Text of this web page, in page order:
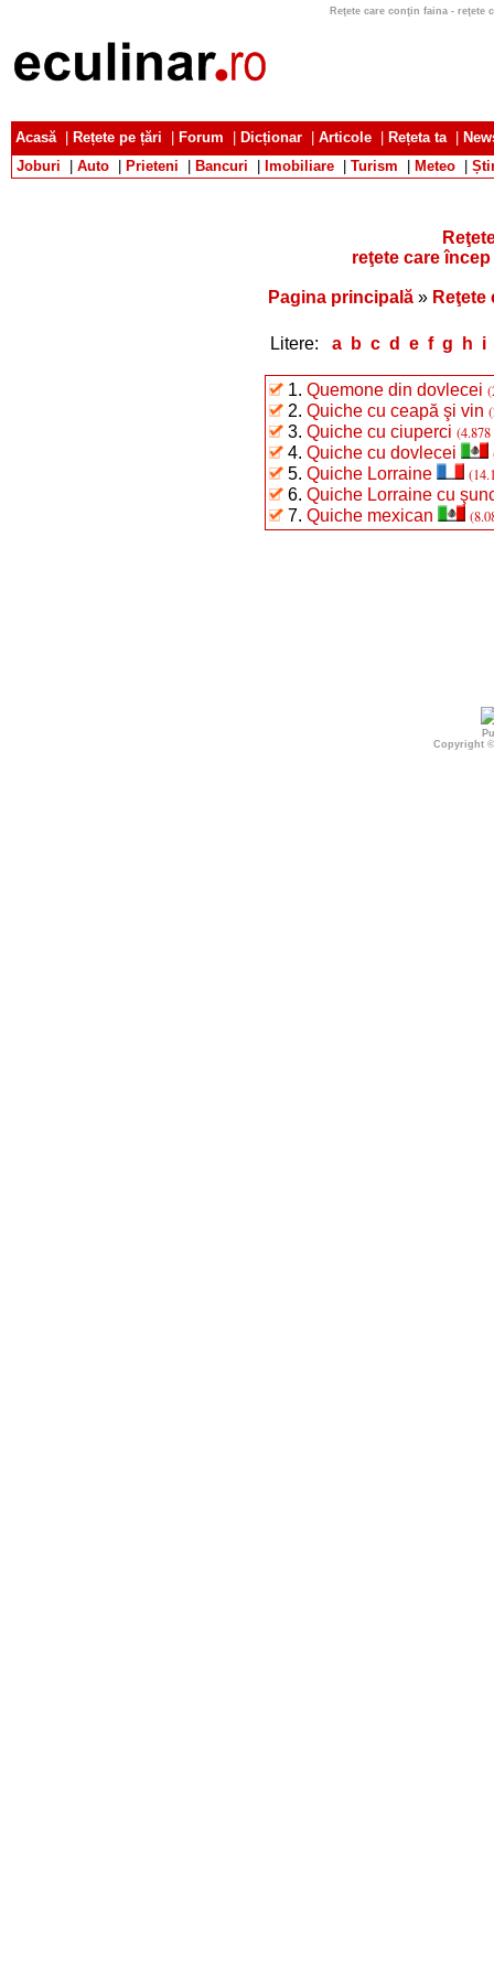
Reţete care conţin faina - reţete
Acasă| Rețete pe țări Forum Dicționar Articole Rețeta ta|
Joburi
Auto Prieteni Bancuri Imobiliare Turism Meteo
reţete care
Pagina principală » Reţete
Litere: a b c d e f g h i
1. Quemone din dovlecei
2. Quiche cu ceapă şi vin
3. Quiche cu ciuperci
4. Quiche cu dovlecei
5. Quiche Lorraine
6. Quiche Lorraine cu
7. Quiche mexican
Copyright